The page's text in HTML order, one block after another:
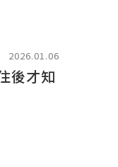
2026.01.06
後才知